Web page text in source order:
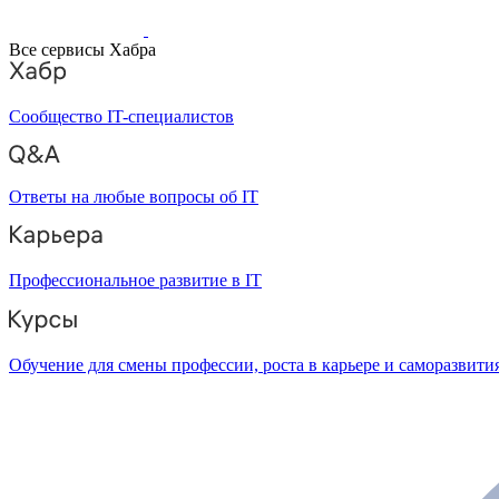
Все сервисы Хабра
Сообщество IT-специалистов
Ответы на любые вопросы об IT
Профессиональное развитие в IT
Обучение для смены профессии, роста в карьере и